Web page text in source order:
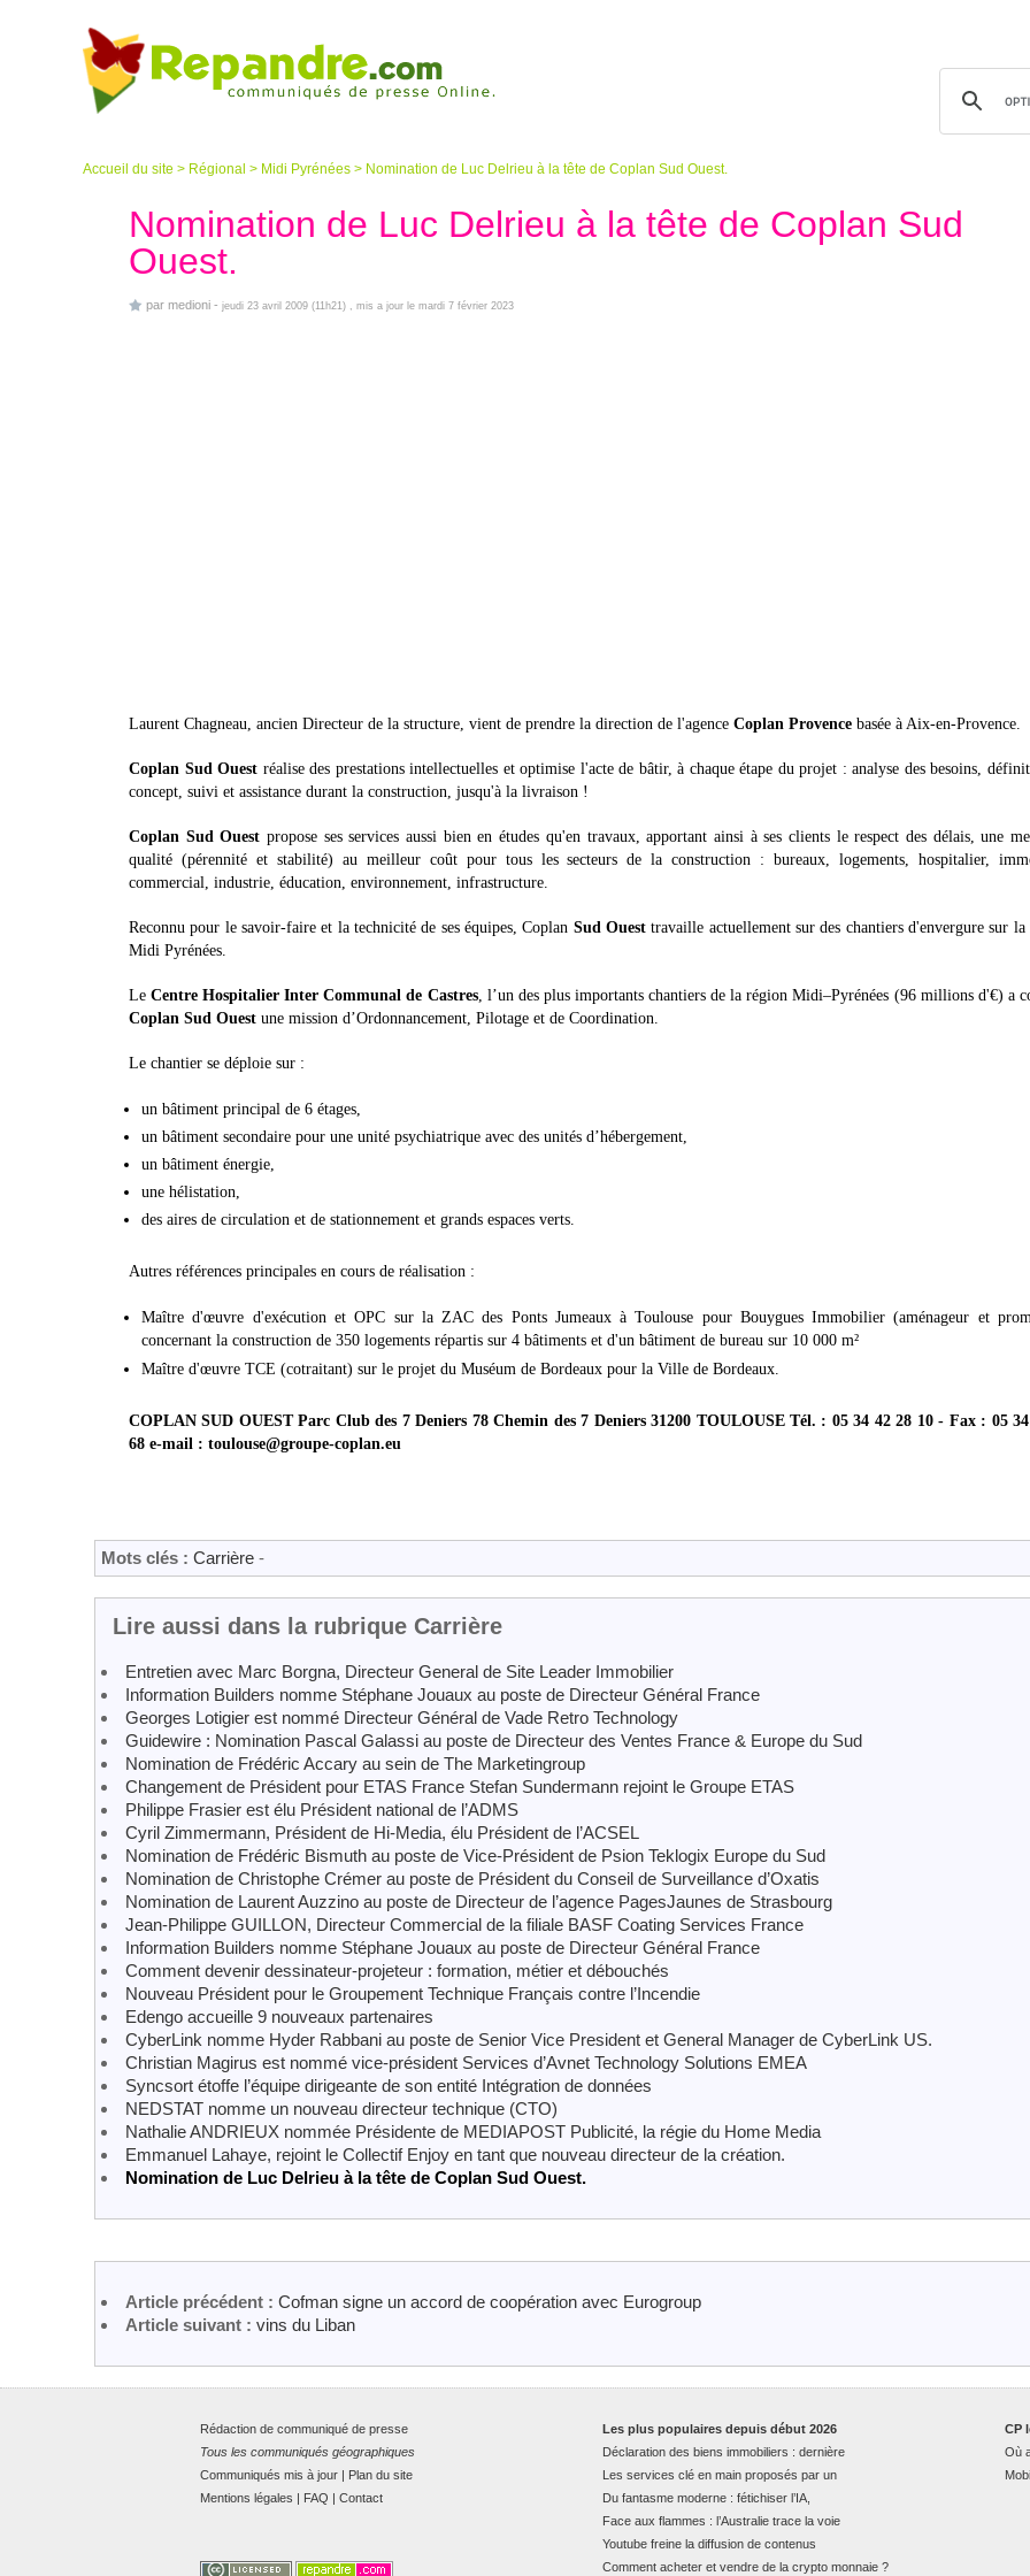
Accueil du site > Régional > Midi Pyrénées > Nomination de Luc Delrieu à la tête de Coplan Sud Ouest.
Nomination de Luc Delrieu à la tête de Coplan Sud
Ouest.
par medioni - jeudi 23 avril 2009 (11h21) , mis a jour le mardi 7 février 2023
Laurent Chagneau, ancien Directeur de la structure, vient de prendre la direction de l'agence Coplan Provence basée à Aix-en-Provence.
Coplan Sud Ouest réalise des prestations intellectuelles et optimise l'acte de bâtir, à chaque étape du projet : analyse des besoins,
concept, suivi et assistance durant la construction, jusqu'à la livraison !
Coplan Sud Ouest propose ses services aussi bien en études qu'en travaux, apportant ainsi à ses clients le respect des délais, une
qualité (pérennité et stabilité) au meilleur coût pour tous les secteurs de la construction : bureaux, logements, hospitalier,
commercial, industrie, éducation, environnement, infrastructure.
Reconnu pour le savoir-faire et la technicité de ses équipes, Coplan Sud Ouest travaille actuellement sur des chantiers d'envergure sur la
Midi Pyrénées.
LeCentre Hospitalier Inter Communal de Castres, l’un des plus importants chantiers de la région Midi–Pyrénées (96 millions d'€) a
Coplan Sud Ouest une mission d’Ordonnancement, Pilotage et de Coordination.
Le chantier se déploie sur :
un bâtiment principal de 6 étages,
un bâtiment secondaire pour une unité psychiatrique avec des unités d’hébergement,
un bâtiment énergie,
une hélistation,
des aires de circulation et de stationnement et grands espaces verts.
Autres références principales en cours de réalisation :
Maître d'œuvre d'exécution et OPC sur la ZAC des Ponts Jumeaux à Toulouse pour Bouygues Immobilier (aménageur et
concernant la construction de 350 logements répartis sur 4 bâtiments et d'un bâtiment de bureau sur 10 000 m²
Maître d'œuvre TCE (cotraitant) sur le projet du Muséum de Bordeaux pour la Ville de Bordeaux.
COPLAN SUD OUEST Parc Club des 7 Deniers 78 Chemin des 7 Deniers 31200 TOULOUSE Tél. : 05 34 42 28 10 - Fax : 05
68 e-mail : toulouse@groupe-coplan.eu
Mots clés : Carrière -
Lire aussi dans la rubrique Carrière
Entretien avec Marc Borgna, Directeur General de Site Leader Immobilier
Information Builders nomme Stéphane Jouaux au poste de Directeur Général France
Georges Lotigier est nommé Directeur Général de Vade Retro Technology
Guidewire : Nomination Pascal Galassi au poste de Directeur des Ventes France & Europe du Sud
Nomination de Frédéric Accary au sein de The Marketingroup
Changement de Président pour ETAS France Stefan Sundermann rejoint le Groupe ETAS
Philippe Frasier est élu Président national de l’ADMS
Cyril Zimmermann, Président de Hi-Media, élu Président de l’ACSEL
Nomination de Frédéric Bismuth au poste de Vice-Président de Psion Teklogix Europe du Sud
Nomination de Christophe Crémer au poste de Président du Conseil de Surveillance d’Oxatis
Nomination de Laurent Auzzino au poste de Directeur de l’agence PagesJaunes de Strasbourg
Jean-Philippe GUILLON, Directeur Commercial de la filiale BASF Coating Services France
Information Builders nomme Stéphane Jouaux au poste de Directeur Général France
Comment devenir dessinateur-projeteur : formation, métier et débouchés
Nouveau Président pour le Groupement Technique Français contre l’Incendie
Edengo accueille 9 nouveaux partenaires
CyberLink nomme Hyder Rabbani au poste de Senior Vice President et General Manager de CyberLink US.
Christian Magirus est nommé vice-président Services d’Avnet Technology Solutions EMEA
Syncsort étoffe l’équipe dirigeante de son entité Intégration de données
NEDSTAT nomme un nouveau directeur technique (CTO)
Nathalie ANDRIEUX nommée Présidente de MEDIAPOST Publicité, la régie du Home Media
Emmanuel Lahaye, rejoint le Collectif Enjoy en tant que nouveau directeur de la création.
Nomination de Luc Delrieu à la tête de Coplan Sud Ouest.
Article précédent : Cofman signe un accord de coopération avec Eurogroup
Article suivant : vins du Liban
Rédaction de communiqué de presse
Tous les communiqués géographiques
Communiqués mis à jour | Plan du site
Mentions légales | FAQ | Contact
CP
Où
Les plus populaires depuis début 2026
Déclaration des biens immobiliers : dernière
Les services clé en main proposés par un
Du fantasme moderne : fétichiser l’IA,
Face aux flammes : l’Australie trace la voie
Youtube freine la diffusion de contenus
Comment acheter et vendre de la crypto monnaie ?